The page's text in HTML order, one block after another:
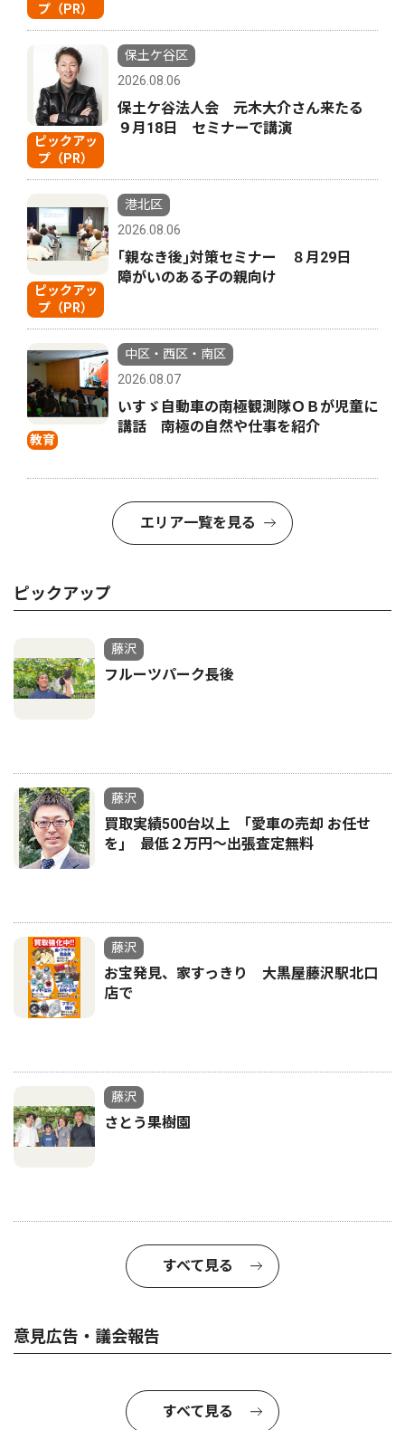
プ（PR）
ピックアッ
プ（PR）
保土ケ谷区
2026.08.06
保土ケ谷法人会 元木大介さん来たる
９月18日 セミナーで講演
ピックアッ
プ（PR）
港北区
2026.08.06
｢親なき後｣対策セミナー ８月29日
障がいのある子の親向け
教育
中区・西区・南区
2026.08.07
いすゞ自動車の南極観測隊ＯＢが児童に
講話 南極の自然や仕事を紹介
エリア一覧を見る
ピックアップ
藤沢
フルーツパーク長後
藤沢
買取実績500台以上 ｢愛車の売却 お任せ
を｣ 最低２万円〜出張査定無料
藤沢
お宝発見、家すっきり 大黒屋藤沢駅北口
店で
藤沢
さとう果樹園
すべて見る
意見広告・議会報告
すべて見る